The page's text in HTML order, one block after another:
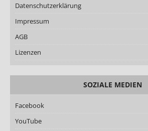
Datenschutzerklärung
Impressum
AGB
Lizenzen
SOZIALE MEDIEN
Facebook
YouTube